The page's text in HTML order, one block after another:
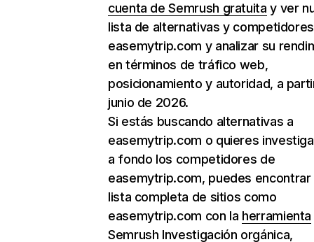
cuenta de Semrush gratuita y ver
lista de alternativas y
easemytrip.com y analizar su
en términos de tráfico web,
posicionamiento y autoridad, a
junio de 2026.
Si estás buscando alternativas a
easemytrip.com o quieres
a fondo los competidores de
easemytrip.com, puedes encontrar
lista completa de sitios como
easemytrip.com con la herramienta
Semrush Investigación orgánica,